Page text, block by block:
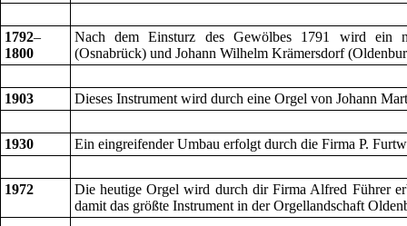
1792–
1800
Nach dem Einsturz des Gewölbes 1791 wird ein
(Osnabrück) und Johann Wilhelm Krämersdorf
1903 Dieses Instrument wird durch eine Orgel von Johann
1930 Ein eingreifender Umbau erfolgt durch die Firma P.
1972
Die heutige Orgel wird durch dir Firma Alfred Führer
damit das größte Instrument in der Orgellandschaft